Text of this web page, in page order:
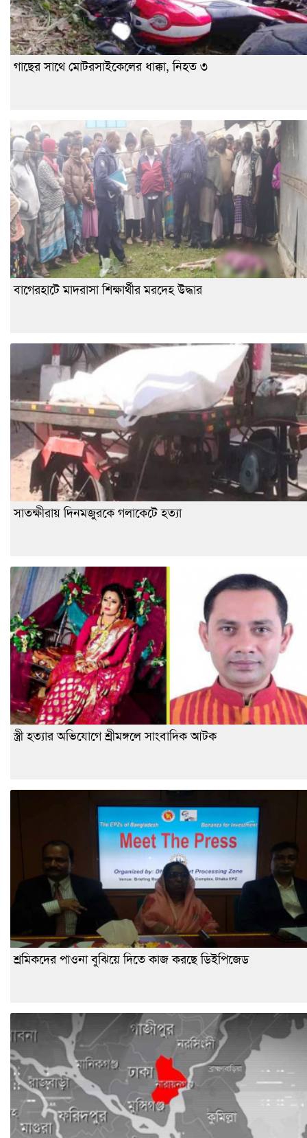
গাছের সাথে মোটরসাইকেলের ধাক্কা, নিহত ৩
বাগেরহাটে মাদরাসা শিক্ষার্থীর মরদেহ উদ্ধার
সাতক্ষীরায় দিনমজুরকে গলাকেটে হত্যা
স্ত্রী হত্যার অভিযোগে শ্রীমঙ্গলে সাংবাদিক আটক
শ্রমিকদের পাওনা বুঝিয়ে দিতে কাজ করছে ডিইপিজেড